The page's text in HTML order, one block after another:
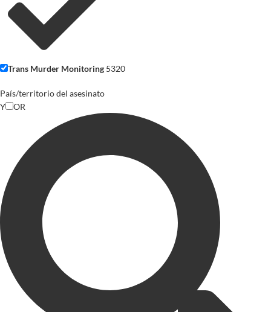
Trans Murder Monitoring 5320
País/territorio del asesinato
Y
OR